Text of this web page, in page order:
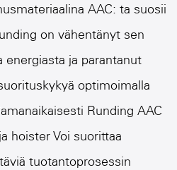
AAC: ta suosii
on vähentänyt sen
ja parantanut
optimoimalla
RundingAAC
hoisterVoi suorittaa
tuotantoprosessin